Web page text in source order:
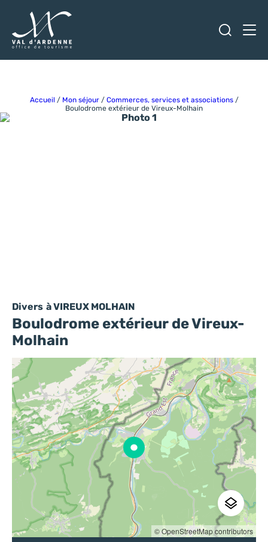
Accueil / Mon séjour/ Commerces, services et associations/
Boulodrome extérieur de Vireux-Molhain
Divers à VIREUX MOLHAIN
Boulodrome extérieur de Vireux-
Molhain
Photo 1
© OpenStreetMap contributors